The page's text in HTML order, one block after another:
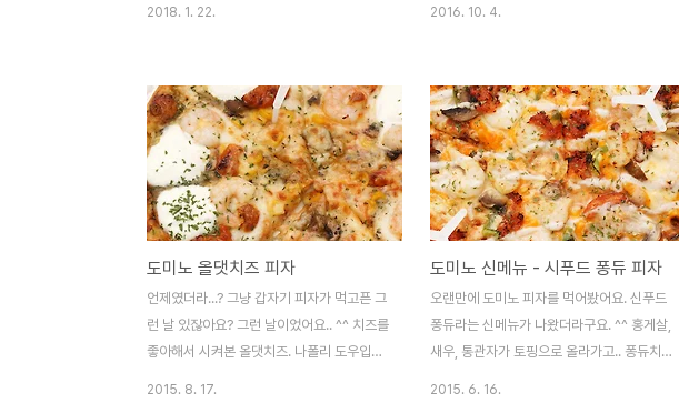
맛있는거 같아요. ㅎㅎ
2018. 1. 22.
기본적인 조합이라 아주 좋습니다. 쓰짤데기
없는 재료도, 맛을 헤치는 소스도 없네요. 딱
적당히 어울어지고 맛있는 피자! 포테이토나
페퍼로니를 능가하는 메뉴가 잘 없는데.. 요
건 괜찮아서 가끔 먹을 것 같아요. ㅎㅎ 물론
가격은 에러. -ㅂ-
2016. 10. 4.
도미노 올댓치즈 피자
언제였더라...? 그냥 갑자기 피자가 먹고픈 그
런 날 있잖아요? 그런 날이었어요.. ^^ 치즈를
좋아해서 시켜본 올댓치즈. 나폴리 도우입니
2015. 8. 17.
도미노 신메뉴 - 시푸드 퐁듀 피자
오랜만에 도미노 피자를 먹어봤어요. 신푸드
퐁듀라는 신메뉴가 나왔더라구요. ^^ 홍게살,
새우, 통관자가 토핑으로 올라가고.. 퐁듀치
2015. 6. 16.